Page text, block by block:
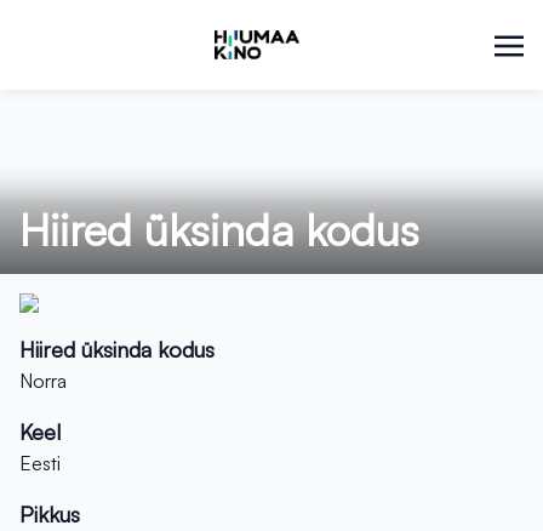
Hiired üksinda kodus
Hiired üksinda kodus
Norra
Keel
Eesti
Pikkus